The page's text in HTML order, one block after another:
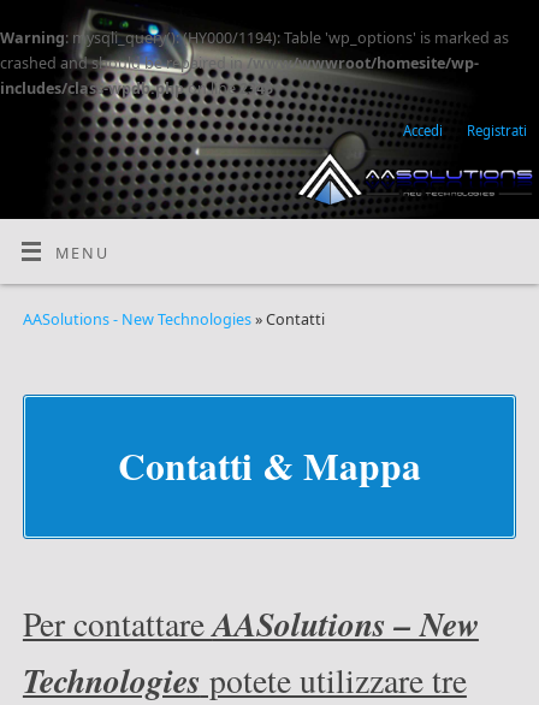
Warning: mysqli_query(): (HY000/1194): Table 'wp_options' is marked as
crashed and should be repaired in/www/wwwroot/homesite/wp-
includes/class-wpdb.phpon line2345
Accedi Registrati
MENU
AASolutions - New Technologies» Contatti
Contatti & Mappa
Per contattareAASolutions – New
Technologies potete utilizzare tre